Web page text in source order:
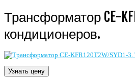
Трансформатор CE-
кондиционеров.
Узнать цену